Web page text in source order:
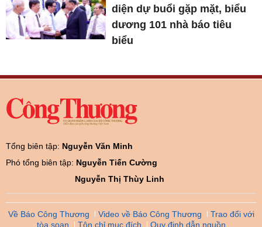
diện dự buổi gặp mặt, biểu
dương 101 nhà báo tiêu
biểu
Tổng biên tập: Nguyễn Văn Minh
Phó tổng biên tập: Nguyễn Tiến Cường
Nguyễn Thị Thùy Linh
Về Báo Công Thương Video về Báo Công Thương
Trao đổi với
tòa soạn
Tôn chỉ mục đích Quy định dẫn nguồn